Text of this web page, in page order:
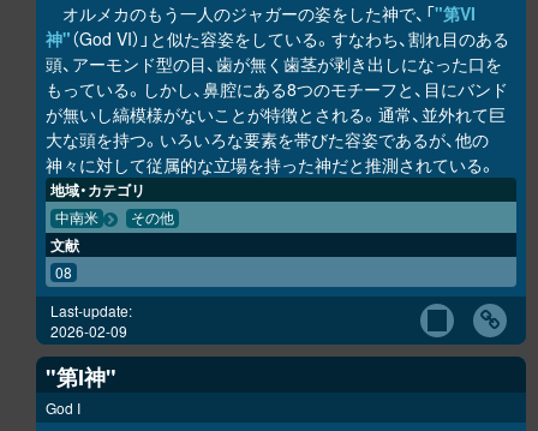
オルメカのもう一人のジャガーの姿をした神で、「"第VI
神"（God VI）」と似た容姿をしている。すなわち、割れ目のある
頭、アーモンド型の目、歯が無く歯茎が剥き出しになった口を
もっている。しかし、鼻腔にある8つのモチーフと、目にバンド
が無いし縞模様がないことが特徴とされる。通常、並外れて巨
大な頭を持つ。いろいろな要素を帯びた容姿であるが、他の
神々に対して従属的な立場を持った神だと推測されている。
地域・カテゴリ
中南米 その他
文献
08
Last-update:
2026-02-09
"第I神"
God I